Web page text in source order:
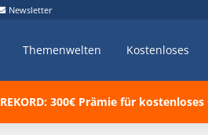
Newsletter
Themenwelten Kostenloses
REKORD: 300€ Prämie für